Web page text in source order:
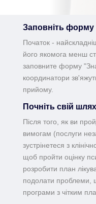
Заповніть
Початок -
його якомога менш
заповните форму
координатори
прийому.
Почніть свій
Після того, як ви
вимогам (послуги
зустрінетеся з
щоб пройти оцінку
розробити план
подолати проблеми,
програми з чітким